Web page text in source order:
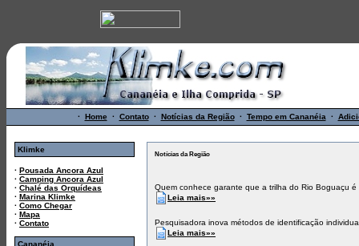
· Home· Contato· Notícias da Região· Tempo em Cananéia ·
Klimke
· Pousada Ancora Azul
· Camping Ancora Azul
· Chalé das Orquídeas
· Marina Klimke
· Como Chegar
· Mapa
· Contato
Cananéia
Notícias da Região
Quem conhece garante que a trilha do Rio Boguaçu
Leia mais»»
Pesquisadora inova métodos de identificação
Leia mais»»